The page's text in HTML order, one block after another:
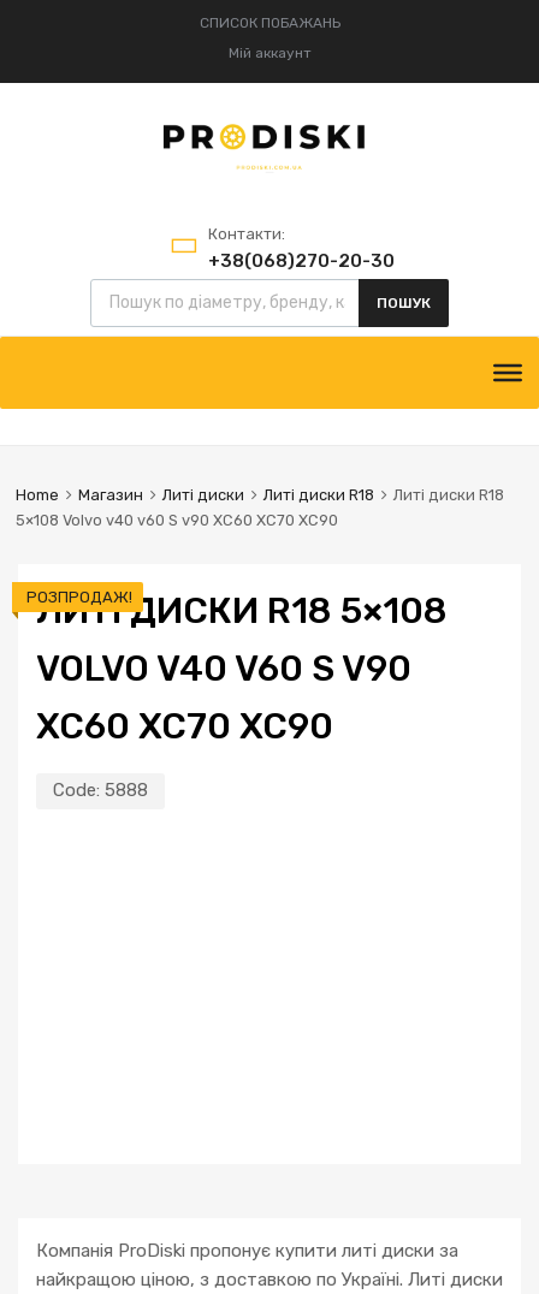
СПИСОК ПОБАЖАНЬ
Мій аккаунт
Контакти:
+38(068)270-20-30
+38(095)834-52-75
ПОШУК
Home Магазин Литі диски Литі диски R18
Литі диски R18
5×108 Volvo v40 v60 S v90 XC60 XC70 XC90
ЛИТІ ДИСКИ R18 5×108
VOLVO V40 V60 S V90
XC60 XC70 XC90
Code: 5888
РОЗПРОДАЖ!
Компанія ProDiski пропонує купити литі диски за
найкращою ціною, з доставкою по Україні. Литі диски